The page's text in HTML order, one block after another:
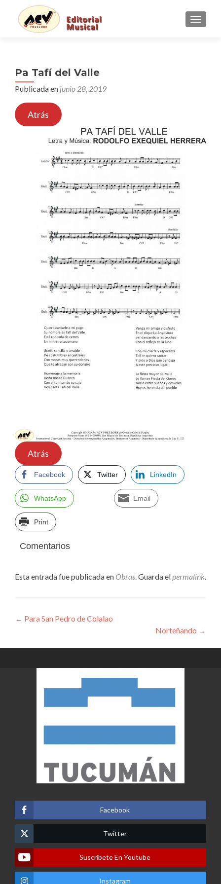
Pa Tafí del Valle
Publicada en junio 28, 2019
Atrás
Atrás
Facebook Twitter LinkedIn
WhatsApp Email
Print
Comentarios
Esta entrada fue publicada en Obras . Guarda el permalink
Navegación
← Para San Pedro de Colalao
Norteñando →
Facebook
Twitter
Suscribete En Youtube
Instagram